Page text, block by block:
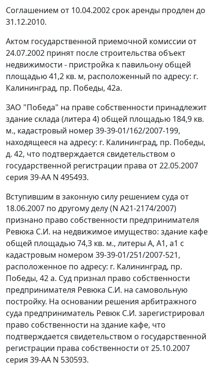
Соглашением от 10.04.2002 срок аренды продлен до
31.12.2010.
Актом государственной приемочной комиссии от
24.07.2002 принят после строительства объект
недвижимости - пристройка к павильону общей
площадью 41,2 кв. м, расположенный по адресу: г.
Калининград, пр. Победы, 42а.
ЗАО "Победа" на праве собственности принадлежит
здание склада (литера 4) общей площадью 184,9 кв.
м., кадастровый номер 39-39-01/162/2007-199,
находящееся на адресу: г. Калининград, пр. Победы,
д. 42, что подтверждается свидетельством о
государственной регистрации права от 22.05.2007
серия 39-АА N 495493.
Вступившим в законную силу решением суда от
18.06.2007 по другому делу (N А21-2174/2007)
признано право собственности предпринимателя
Ревюка С.И. на недвижимое имущество: здание кафе
общей площадью 74,3 кв. м., литеры А, А1, а1 с
кадастровым номером 39-39-01/251/2007-521,
расположенное по адресу: г. Калининград, пр.
Победы, 42 а. Суд признал право собственности
предпринимателя Ревюка С.И. на самовольную
постройку. На основании решения арбитражного
суда предприниматель Ревюк С.И. зарегистрировал
право собственности на здание кафе, что
подтверждается свидетельством о государственной
регистрации права собственности от 25.10.2007
серия 39-АА N 530593.